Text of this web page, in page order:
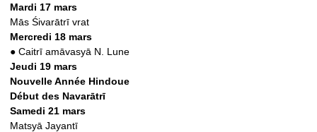
Mardi 17 mars
Mās Śivarātrī vrat
Mercredi 18 mars
●Caitrī amāvasyā N. Lune
Jeudi 19 mars
Nouvelle Année Hindoue
Début des Navarātrī
Samedi 21 mars
Matsyā Jayantī